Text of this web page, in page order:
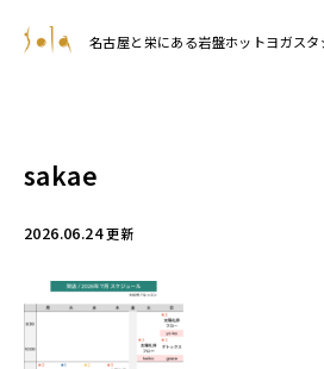
名古屋と栄にある岩盤ホットヨガスタ
sakae
2026.06.24更新